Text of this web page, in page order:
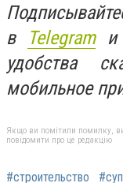
в
Telegramи
удобства
мобильное
Якщо ви помітили помилку,
повідомити про це редакцію
#строительство